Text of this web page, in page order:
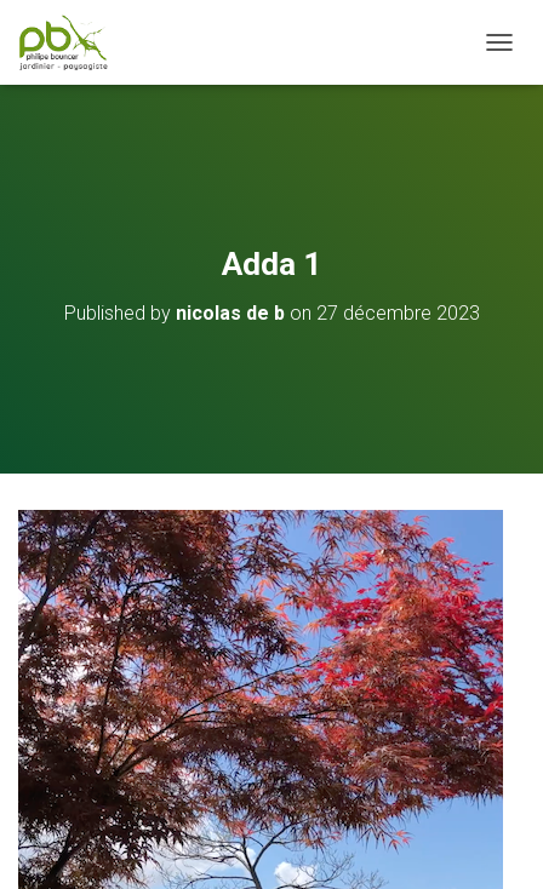
Adda 1
Published by nicolas de bon 27 décembre 2023